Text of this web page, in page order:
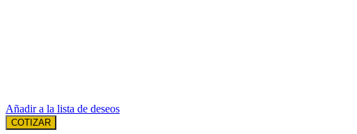
Añadir a la lista de deseos
COTIZAR